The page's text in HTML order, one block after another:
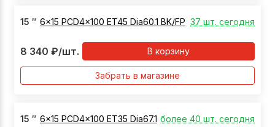
15 ″ 6x15 PCD4x100 ET45 Dia60.1 BK/FP 37 шт. сегодня
8 340 ₽/шт. В корзину
Забрать в магазине
15 ″ 6x15 PCD4x100 ET35 Dia67.1 более 40 шт. сегодня